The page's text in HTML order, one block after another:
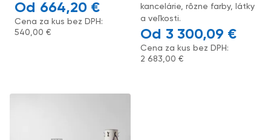
664,20 €
Cena za kus bez DPH:
540,00€
kancelárie, rôzne farby, látky
a veľkosti.
3 300,09 €
Cena za kus bez DPH:
2 683,00€